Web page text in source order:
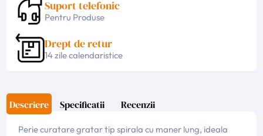
Suport telefonic
Pentru Produse
Drept de retur
14 zile calendaristice
Descriere Specificatii Recenzii
Perie curatare gratar tip spirala cu maner lung, ideala